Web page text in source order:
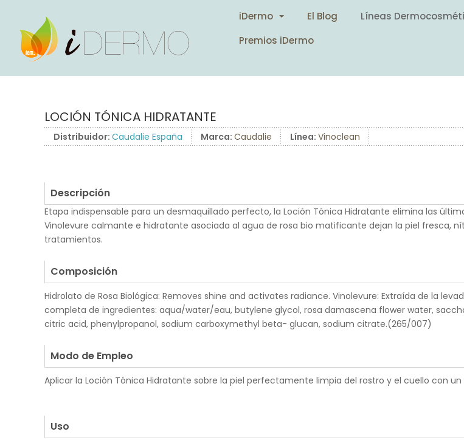
iDermo El Blog Líneas
Premios iDermo
LOCIÓN TÓNICA HIDRATANTE
Distribuidor: Caudalie España Marca: Caudalie Línea: Vinoclean
Descripción
Etapa indispensable para un desmaquillado perfecto, la Loción Tónica Hidratante elimina las
Vinolevure calmante e hidratante asociada al agua de rosa bio matificante dejan la piel fresca,
tratamientos.
Composición
Hidrolato de Rosa Biológica: Removes shine and activates radiance. Vinolevure: Extraída de la
completa de ingredientes: aqua/water/eau, butylene glycol, rosa damascena flower water,
citric acid, phenylpropanol, sodium carboxymethyl beta- glucan, sodium citrate.(265/007)
Modo de Empleo
Aplicar la Loción Tónica Hidratante sobre la piel perfectamente limpia del rostro y el cuello con un
Uso